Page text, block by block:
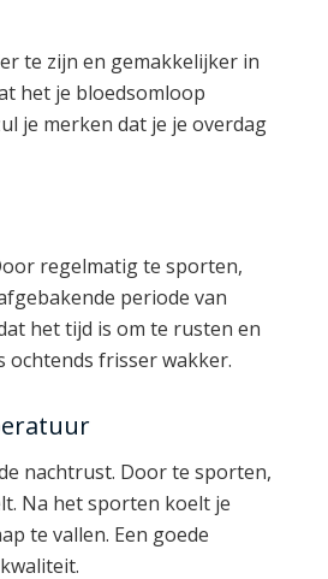
te zijn en gemakkelijker in
het je bloedsomloop
je merken dat je je overdag
regelmatig te sporten,
periode van
het tijd is om te rusten en
ochtends frisser wakker.
nachtrust. Door te sporten,
Na het sporten koelt je
te vallen. Een goede